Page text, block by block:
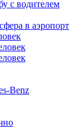
с водителем
в аэропорт
Benz